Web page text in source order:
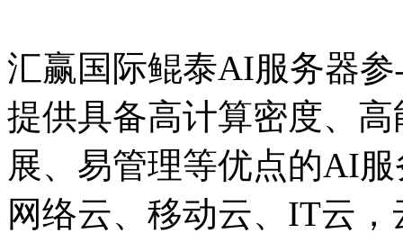
汇赢国际鲲泰AI服务器
提供具备高计算密度、高
展、易管理等优点的AI
网络云、移动云、IT云